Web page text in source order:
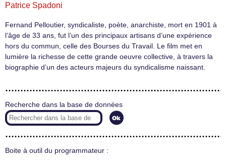
Patrice Spadoni
Fernand Pelloutier, syndicaliste, poète, anarchiste, mort en 1901 à
l’âge de 33 ans, fut l’un des principaux artisans d’une expérience
hors du commun, celle des Bourses du Travail. Le film met en
lumière la richesse de cette grande oeuvre collective, à travers la
biographie d’un des acteurs majeurs du syndicalisme naissant.
Recherche dans la base de données
Boite à outil du programmateur :